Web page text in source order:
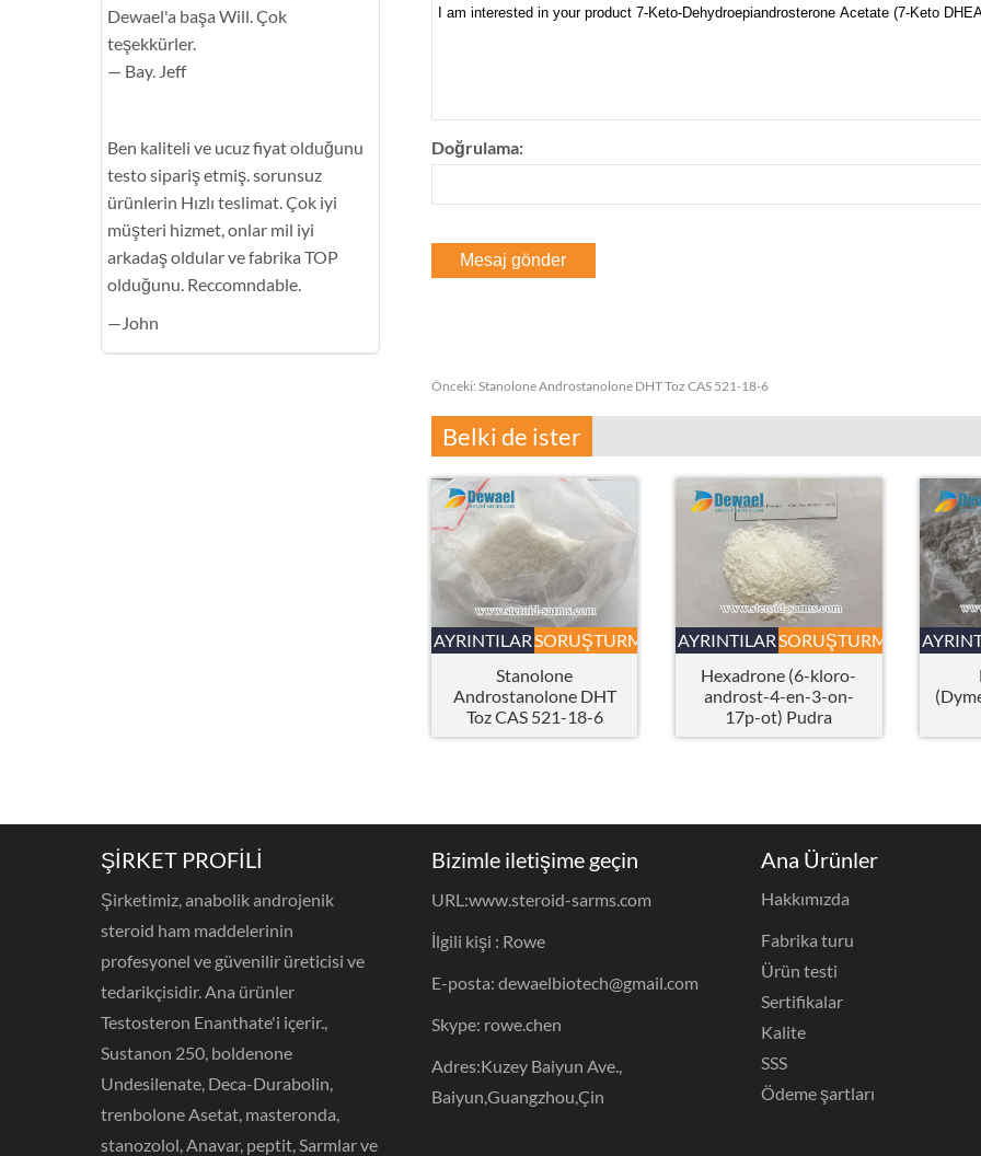
Doğrulama:
Önceki: Stanolone Androstanolone DHT Toz CAS 521-18-6
Belki de ister
AYRINTILAR SORUŞTURMA
Stanolone
Androstanolone DHT
Toz CAS 521-18-6
AYRINTILAR SORUŞTURMA
Hexadrone (6-kloro-
androst-4-en-3-on-
17p-ot) Pudra
Dewael'a başa Will. Çok
teşekkürler.
— Bay. Jeff
Ben kaliteli ve ucuz fiyat olduğunu
testo sipariş etmiş. sorunsuz
ürünlerin Hızlı teslimat. Çok iyi
müşteri hizmet, onlar mil iyi
arkadaş oldular ve fabrika TOP
olduğunu. Reccomndable.
—John
ŞİRKET PROFİLİ
Şirketimiz, anabolik androjenik
steroid ham maddelerinin
profesyonel ve güvenilir üreticisi ve
tedarikçisidir. Ana ürünler
Testosteron Enanthate'i içerir.,
Sustanon 250, boldenone
Undesilenate, Deca-Durabolin,
trenbolone Asetat, masteronda,
stanozolol, Anavar, peptit, Sarmlar ve
Bizimle iletişime geçin
URL:www.steroid-sarms.com
İlgili kişi : Rowe
E-posta: dewaelbiotech@gmail.com
Skype: rowe.chen
Adres:Kuzey Baiyun Ave.,
Baiyun,Guangzhou,Çin
Ana Ürünler
Hakkımızda
Fabrika turu
Ürün testi
Sertifikalar
Kalite
SSS
Ödeme şartları